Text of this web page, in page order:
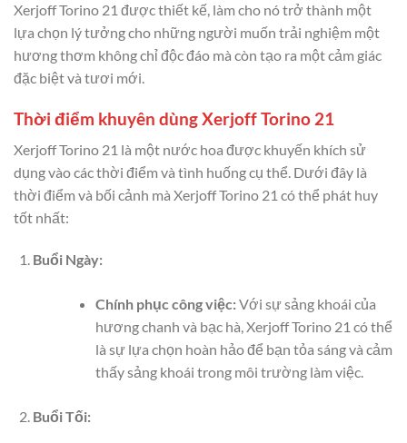
Xerjoff Torino 21 được thiết kế, làm cho nó trở thành một
lựa chọn lý tưởng cho những người muốn trải nghiệm một
hương thơm không chỉ độc đáo mà còn tạo ra một cảm giác
đặc biệt và tươi mới.
Thời điểm khuyên dùng Xerjoff Torino 21
Xerjoff Torino 21 là một nước hoa được khuyến khích sử
dụng vào các thời điểm và tình huống cụ thể. Dưới đây là
thời điểm và bối cảnh mà Xerjoff Torino 21 có thể phát huy
tốt nhất:
Buổi Ngày:
Chính phục công việc:Với sự sảng khoái của
hương chanh và bạc hà, Xerjoff Torino 21 có thể
là sự lựa chọn hoàn hảo để bạn tỏa sáng và cảm
thấy sảng khoái trong môi trường làm việc.
Buổi Tối: